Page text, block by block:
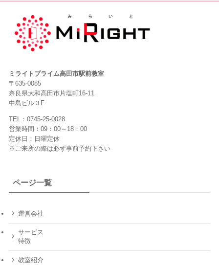
ミライトプライム高田市駅前教室
〒635-0085
奈良県大和高田市片塩町16-11
中島ビル３F
TEL：0745-25-0028
営業時間：09：00～18：00
定休日：日曜定休
※ご来所の際は必ず事前予約下さい
ページ一覧
運営会社
サービス
特徴
教室紹介